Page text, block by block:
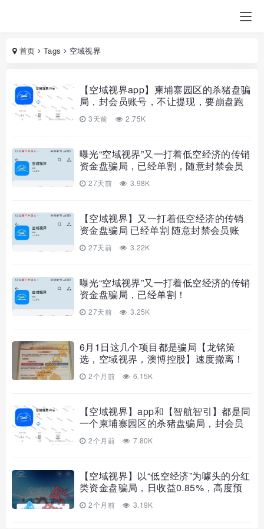
首页 Tags 空域视界
【空域视界app】柬埔寨园区的杀猪盘骗
局，封会员账号，不让提现，要崩盘跑
路了…
3天前 2.75K
曝光“空域视界”又一打着低空经济的传销
资金盘骗局，已经单割，随意封禁会员
账户！
27天前 3.98K
【空域视界】又一打着低空经济的传销
资金盘骗局 已经单割 随意封禁会员账
户！27天前 3.22K
曝光“空域视界”又一打着低空经济的传销
资金盘骗局，已经单割！
27天前 3.25K
6月1日这几个项目都是骗局【龙铭策
选，空域视界，澳博控股】速度撤离！
2个月前 6.15K
【空域视界】app和【智航智引】都是同
一个柬埔寨园区的杀猪盘骗局，封会员
账号，不让提现，要崩盘跑路了…
2个月前 7.80K
【空域视界】以“低空经济”为噱头的分红
类资金盘骗局，日收益0.85%，高度预
警，远离！
2个月前 3.19K